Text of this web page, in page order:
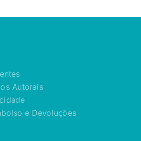
Autorais
e Devoluções